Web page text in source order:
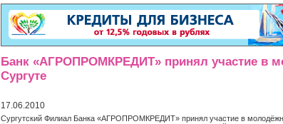
Банк «АГРОПРОМКРЕДИТ» принял участие в
Сургуте
17.06.2010
Сургутский Филиал Банка «АГРОПРОМКРЕДИТ» принял участие в